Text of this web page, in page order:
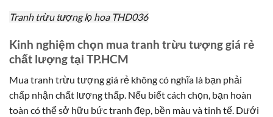
Tranh trừu tượng lọ hoa THD036
Kinh nghiệm chọn mua tranh trừu tượng giá rẻ
chất lượng tại TP.HCM
Mua tranh trừu tượng giá rẻ không có nghĩa là bạn phải
chấp nhận chất lượng thấp. Nếu biết cách chọn, bạn hoàn
toàn có thể sở hữu bức tranh đẹp, bền màu và tinh tế. Dưới